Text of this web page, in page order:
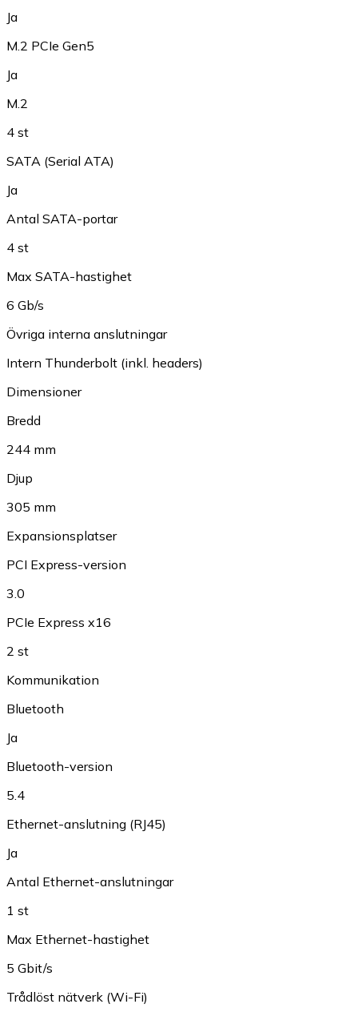
Ja
M.2 PCIe Gen5
Ja
M.2
4 st
SATA (Serial ATA)
Ja
Antal SATA-portar
4 st
Max SATA-hastighet
6 Gb/s
Övriga interna anslutningar
Intern Thunderbolt (inkl. headers)
Dimensioner
Bredd
244 mm
Djup
305 mm
Expansionsplatser
PCI Express-version
3.0
PCIe Express x16
2 st
Kommunikation
Bluetooth
Ja
Bluetooth-version
5.4
Ethernet-anslutning (RJ45)
Ja
Antal Ethernet-anslutningar
1 st
Max Ethernet-hastighet
5 Gbit/s
Trådlöst nätverk (Wi-Fi)